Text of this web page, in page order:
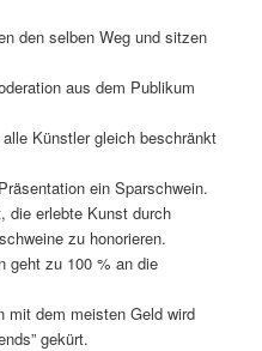
den selben Weg und sitzen
aus dem Publikum
Künstler gleich beschränkt
ein Sparschwein.
die erlebte Kunst durch
zu honorieren.
geht zu 100 % an die
mit dem meisten Geld wird
gekürt.